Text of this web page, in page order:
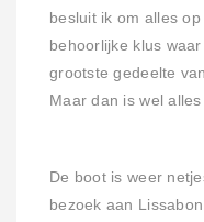
besluit ik om alles
behoorlijke klus
grootste gedeelte
Maar dan is wel alles
De boot is weer
bezoek aan